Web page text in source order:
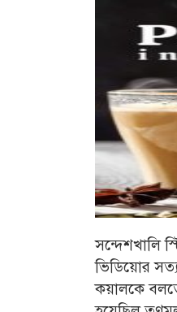
সন্দেশখালি
ভিডিয়োর
কয়ালকে